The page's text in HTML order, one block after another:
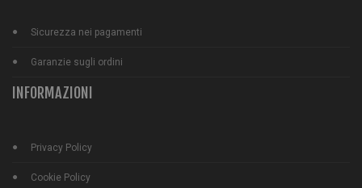
Sicurezza nei pagamenti
Garanzie sugli ordini
INFORMAZIONI
Privacy Policy
Cookie Policy